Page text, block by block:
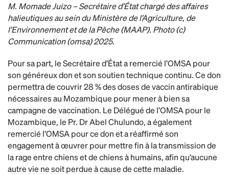
M. Momade Juizo – Secrétaire d’État chargé des affaires
halieutiques au sein du Ministère de l’Agriculture, de
l’Environnement et de la Pêche (MAAP). Photo (c)
Communication (omsa) 2025.
Pour sa part, le Secrétaire d’État a remercié l’OMSA pour
son généreux don et son soutien technique continu. Ce don
permettra de couvrir 28 % des doses de vaccin antirabique
nécessaires au Mozambique pour mener à bien sa
campagne de vaccination. Le Délégué de l’OMSA pour le
Mozambique, le Pr. Dr Abel Chulundo, a également
remercié l’OMSA pour ce don et a réaffirmé son
engagement à œuvrer pour mettre fin à la transmission de
la rage entre chiens et de chiens à humains, afin qu’aucune
autre vie ne soit perdue à cause de cette maladie.